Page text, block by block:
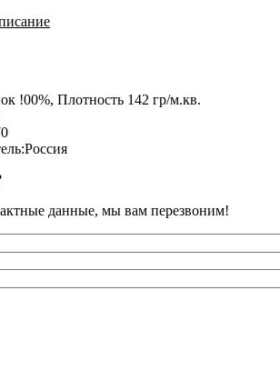
!00%, Плотность 142 гр/м.кв.
данные, мы вам перезвоним!